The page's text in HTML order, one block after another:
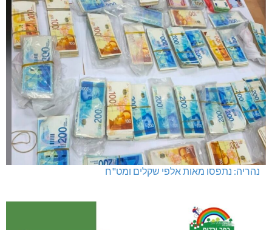
נהריה: נתפסו מאות אלפי שקלים ומט"ח